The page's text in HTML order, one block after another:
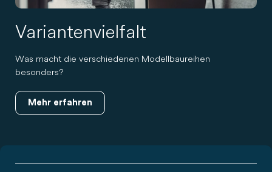
Variantenvielfalt
Was macht die verschiedenen Modellbaureihen
besonders?
Mehr erfahren